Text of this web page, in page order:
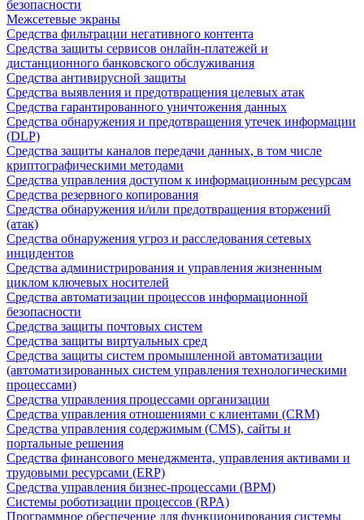
безопасности
Межсетевые экраны
Средства фильтрации негативного контента
Средства защиты сервисов онлайн-платежей и
дистанционного банковского обслуживания
Средства антивирусной защиты
Средства выявления и предотвращения целевых атак
Средства гарантированного уничтожения данных
Средства обнаружения и предотвращения утечек информации
(DLP)
Средства защиты каналов передачи данных, в том числе
криптографическими методами
Средства управления доступом к информационным ресурсам
Средства резервного копирования
Средства обнаружения и/или предотвращения вторжений
(атак)
Средства обнаружения угроз и расследования сетевых
инцидентов
Средства администрирования и управления жизненным
циклом ключевых носителей
Средства автоматизации процессов информационной
безопасности
Средства защиты почтовых систем
Средства защиты виртуальных сред
Средства защиты систем промышленной автоматизации
(автоматизированных систем управления технологическими
процессами)
Средства управления процессами организации
Средства управления отношениями с клиентами (CRM)
Средства управления содержимым (CMS), сайты и
портальные решения
Средства финансового менеджмента, управления активами и
трудовыми ресурсами (ERP)
Средства управления бизнес-процессами (BPM)
Системы роботизации процессов (RPA)
Программное обеспечение для функционирования системы